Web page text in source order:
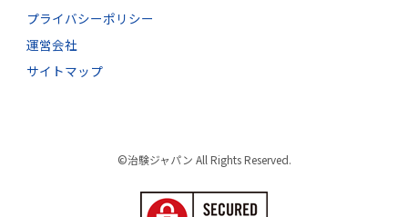
プライバシーポリシー
運営会社
サイトマップ
©治験ジャパン All Rights Reserved.